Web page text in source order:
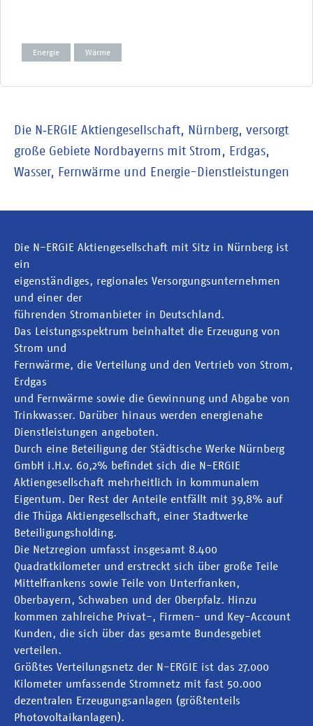
Energie Wärme
Die N‑ERGIE Aktiengesellschaft, Nürnberg, versorgt
große Gebiete Nordbayerns mit Strom, Erdgas,
Wasser, Fernwärme und Energie-Dienstleistungen
Die N-ERGIE Aktiengesellschaft mit Sitz in Nürnberg ist
ein
eigenständiges, regionales Versorgungsunternehmen
und einer der
führenden Stromanbieter in Deutschland.
Das Leistungsspektrum beinhaltet die Erzeugung von
Strom und
Fernwärme, die Verteilung und den Vertrieb von Strom,
Erdgas
und Fernwärme sowie die Gewinnung und Abgabe von
Trinkwasser. Darüber hinaus werden energienahe
Dienstleistungen angeboten.
Durch eine Beteiligung der Städtische Werke Nürnberg
GmbH i.H.v. 60,2% befindet sich die N-ERGIE
Aktiengesellschaft mehrheitlich in kommunalem
Eigentum. Der Rest der Anteile entfällt mit 39,8% auf
die Thüga Aktiengesellschaft, einer Stadtwerke
Beteiligungsholding.
Die Netzregion umfasst insgesamt 8.400
Quadratkilometer und erstreckt sich über große Teile
Mittelfrankens sowie Teile von Unterfranken,
Oberbayern, Schwaben und der Oberpfalz. Hinzu
kommen zahlreiche Privat-, Firmen- und Key-Account
Kunden, die sich über das gesamte Bundesgebiet
verteilen.
Größtes Verteilungsnetz der N-ERGIE ist das 27.000
Kilometer umfassende Stromnetz mit fast 50.000
dezentralen Erzeugungsanlagen (größtenteils
Photovoltaikanlagen).